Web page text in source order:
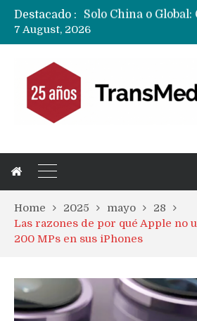
Destacado :
7 August, 2026
Home 2025 mayo
28
Las razones de por qué Apple no
200 MPs en sus iPhones